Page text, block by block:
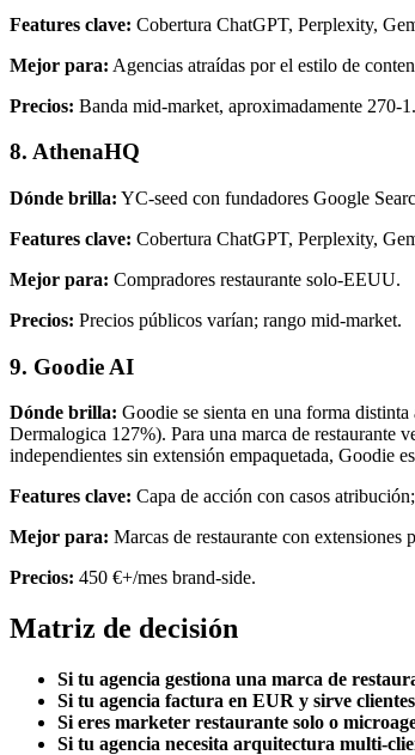
Features clave: Cobertura ChatGPT, Perplexity,
Mejor para: Agencias atraídas por el estilo de
Precios: Banda mid-market, aproximadamente 270-
8. AthenaHQ
Dónde brilla: YC-seed con fundadores Google
Features clave: Cobertura ChatGPT, Perplexity,
Mejor para: Compradores restaurante solo-EEUU.
Precios: Precios públicos varían; rango mid-market.
9. Goodie AI
Dónde brilla: Goodie se sienta en una forma
Dermalogica 127%). Para una marca de restaurante
independientes sin extensión empaquetada, Goodie
Features clave: Capa de acción con casos
Mejor para: Marcas de restaurante con
Precios: 450 €+/mes brand-side.
Matriz de decisión
Si tu agencia gestiona una marca de
Si tu agencia factura en EUR y sirve
Si eres marketer restaurante solo o
Si tu agencia necesita arquitectura multi-